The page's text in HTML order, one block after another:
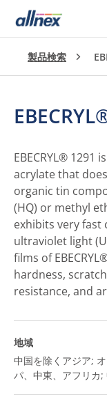
製品検索
EBECRYL®
acrylate that
organic tin
(HQ) or methyl
exhibits very fast
ultraviolet light
films of
hardness,
resistance, and
地域
中国を除くアジア;
パ、中東、アフリカ